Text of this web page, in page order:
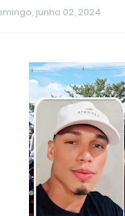
junho 02, 2024